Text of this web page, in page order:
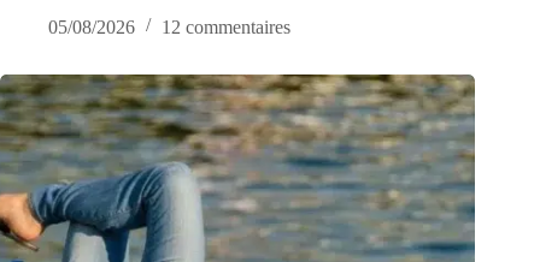
05/08/2026
12 commentaires